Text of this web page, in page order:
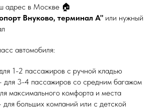
адрес в Москве 🏠
Внуково, терминал А" или нужный
автомобиля:
1-2 пассажиров с ручной кладью
для 3-4 пассажиров со средним багажом
максимального комфорта и места
больших компаний или с детской